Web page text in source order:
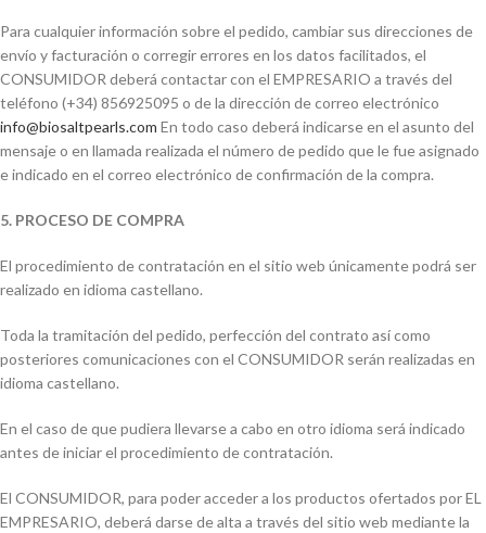
Para cualquier información sobre el pedido, cambiar sus direcciones de
envío y facturación o corregir errores en los datos facilitados, el
CONSUMIDOR deberá contactar con el EMPRESARIO a través del
teléfono (+34) 856925095 o de la dirección de correo electrónico
info@biosaltpearls.com En todo caso deberá indicarse en el asunto del
mensaje o en llamada realizada el número de pedido que le fue asignado
e indicado en el correo electrónico de confirmación de la compra.
5. PROCESO DE COMPRA
El procedimiento de contratación en el sitio web únicamente podrá ser
realizado en idioma castellano.
Toda la tramitación del pedido, perfección del contrato así como
posteriores comunicaciones con el CONSUMIDOR serán realizadas en
idioma castellano.
En el caso de que pudiera llevarse a cabo en otro idioma será indicado
antes de iniciar el procedimiento de contratación.
El CONSUMIDOR, para poder acceder a los productos ofertados por EL
EMPRESARIO, deberá darse de alta a través del sitio web mediante la